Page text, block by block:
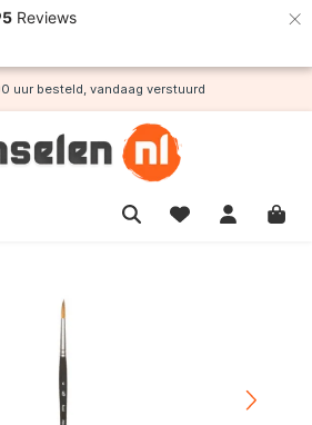
Reviews ×
uur besteld, vandaag verstuurd